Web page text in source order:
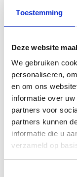
Toestemming
Deze website
We gebruiken
personaliseren,
en om ons
informatie over
partners voor
partners kunnen
informatie die u
verzameld op
CAPTCHA